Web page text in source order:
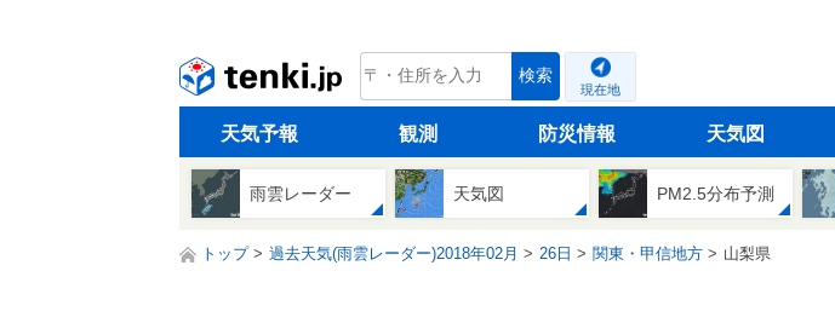
tenki.jp 検索
現在地
天気予報 観測 防災情報 天気図
雨雲レーダー 天気図 PM2.5分布予測
トップ 過去天気(雨雲レーダー)2018年02月 26日 関東・甲信地方 山梨県